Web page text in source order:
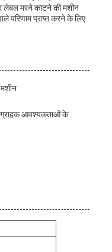
लेबल मरने काटने की मशीन
परिणाम प्राप्त करने के लिए
ग्राहक आवश्यकताओं के